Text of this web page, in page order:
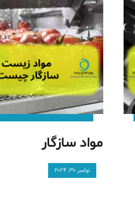
مواد سازگار
نوامبر ۳۰, ۲۰۲۴